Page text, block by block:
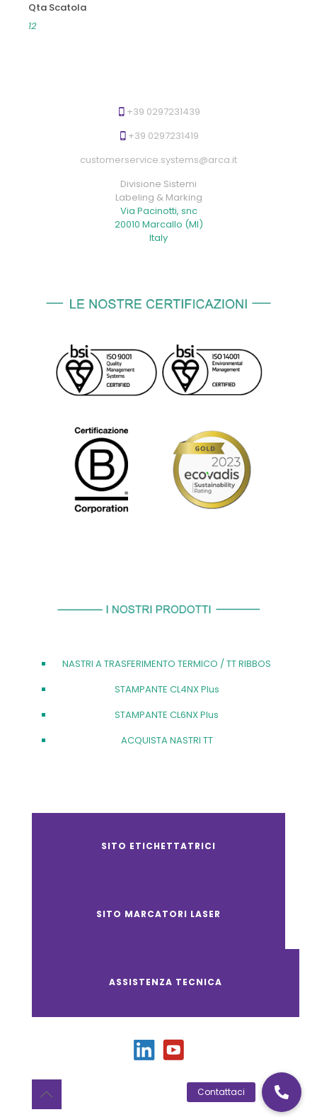
Qta Scatola
12
+39 0297231439
+39 0297231419
customerservice.systems@arca.it
Divisione Sistemi
Labeling & Marking
Via Pacinotti, snc
20010 Marcallo (MI)
Italy
NASTRI A TRASFERIMENTO TERMICO / TT RIBBOS
STAMPANTE CL4NX Plus
STAMPANTE CL6NX Plus
ACQUISTA NASTRI TT
SITO ETICHETTATRICI
SITO MARCATORI LASER
ASSISTENZA TECNICA